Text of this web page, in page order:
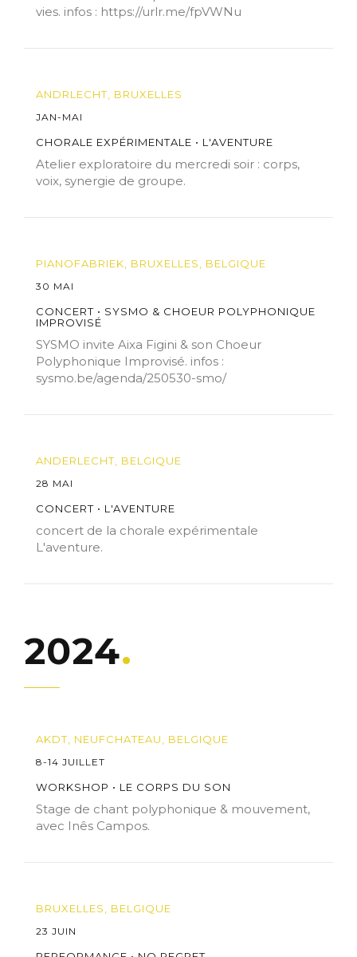
vies. infos : https://urlr.me/fpVWNu
ANDRLECHT, BRUXELLES
JAN-MAI
CHORALE EXPÉRIMENTALE • L'AVENTURE
Atelier exploratoire du mercredi soir : corps,
voix, synergie de groupe.
PIANOFABRIEK, BRUXELLES, BELGIQUE
30 MAI
CONCERT • SYSMO & CHOEUR POLYPHONIQUE
IMPROVISÉ
SYSMO invite Aixa Figini & son Choeur
Polyphonique Improvisé. infos :
sysmo.be/agenda/250530-smo/
ANDERLECHT, BELGIQUE
28 MAI
CONCERT • L'AVENTURE
concert de la chorale expérimentale
L'aventure.
2024
AKDT, NEUFCHATEAU, BELGIQUE
8-14 JUILLET
WORKSHOP • LE CORPS DU SON
Stage de chant polyphonique & mouvement,
avec Inês Campos.
BRUXELLES, BELGIQUE
23 JUIN